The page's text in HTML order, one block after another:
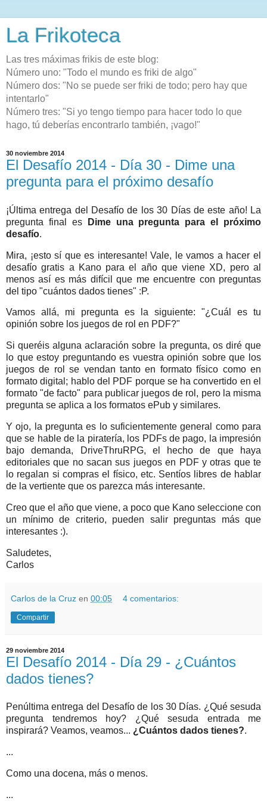
La Frikoteca
Las tres máximas frikis de este blog:
Número uno: "Todo el mundo es friki de algo"
Número dos: "No se puede ser friki de todo; pero hay que
intentarlo"
Número tres: "Si yo tengo tiempo para hacer todo lo que
hago, tú deberías encontrarlo también, ¡vago!"
30 noviembre 2014
El Desafío 2014 - Día 30 - Dime una
pregunta para el próximo desafío
¡Última entrega del Desafío de los 30 Días de este año! La
pregunta final es
Dime una pregunta para el próximo
desafío.
Mira, ¡esto sí que es interesante! Vale, le vamos a hacer el
desafío gratis a Kano para el año que viene XD, pero al
menos así es más difícil que me encuentre con preguntas
del tipo "cuántos dados tienes" :P.
Vamos allá, mi pregunta es la siguiente: "¿Cuál es tu
opinión sobre los juegos de rol en PDF?"
Si queréis alguna aclaración sobre la pregunta, os diré que
lo que estoy preguntando es vuestra opinión sobre que los
juegos de rol se vendan tanto en formato físico como en
formato digital; hablo del PDF porque se ha convertido en el
formato "de facto" para publicar juegos de rol, pero la misma
pregunta se aplica a los formatos ePub y similares.
Y ojo, la pregunta es lo suficientemente general como para
que se hable de la piratería, los PDFs de pago, la impresión
bajo demanda, DriveThruRPG, el hecho de que haya
editoriales que no sacan sus juegos en PDF y otras que te
lo regalan si compras el físico, etc. Sentíos libres de hablar
de la vertiente que os parezca más interesante.
Creo que el año que viene, a poco que Kano seleccione con
un mínimo de criterio, pueden salir preguntas más que
interesantes :).
Saludetes,
Carlos
Carlos de la Cruz en 00:05 4 comentarios:
Compartir
29 noviembre 2014
El Desafío 2014 - Día 29 - ¿Cuántos
dados tienes?
Penúltima entrega del Desafío de los 30 Días. ¿Qué sesuda
pregunta tendremos hoy? ¿Qué sesuda entrada me
inspirará? Veamos, veamos... ¿Cuántos dados tienes?.
...
Como una docena, más o menos.
...